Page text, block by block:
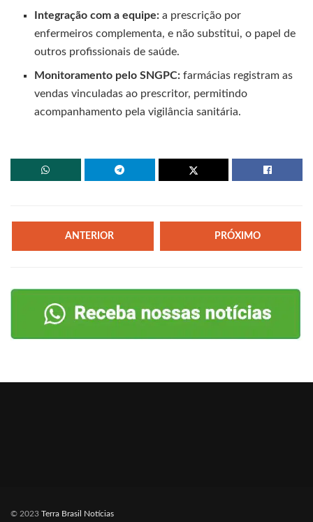
Integração com a equipe: a prescrição por
enfermeiros complementa, e não substitui, o papel de
outros profissionais de saúde.
Monitoramento pelo SNGPC: farmácias registram as
vendas vinculadas ao prescritor, permitindo
acompanhamento pela vigilância sanitária.
ANTERIOR PRÓXIMO
© 2023 Terra Brasil Notícias